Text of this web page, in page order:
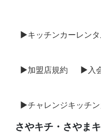
▶キッチンカーレン
▶加盟店規約 ▶入
▶チャレンジキッチ
さやキチ・さやま